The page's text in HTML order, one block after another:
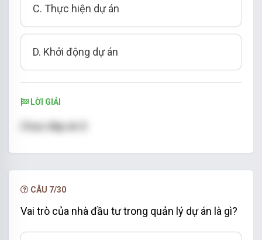
C. Thực hiện dự án
D. Khởi động dự án
LỜI GIẢI
Chọn đáp án D
CÂU 7/30
Vai trò của nhà đầu tư trong quản lý dự án là gì?